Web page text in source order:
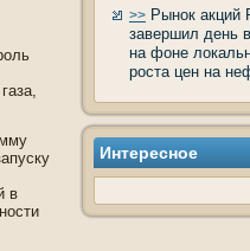
в
>> Рынок акций
завершил день
на фоне
роста цен на
Интереснοе